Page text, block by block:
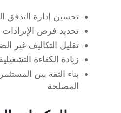
تحسين إدارة التدفق
تحديد فرص الإيرادات
تقليل التكاليف غير
زيادة الكفاءة التشغيلية
بناء الثقة بين
المصلحة